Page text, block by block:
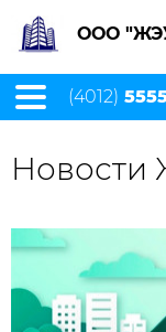
ООО
(4012)
Новости